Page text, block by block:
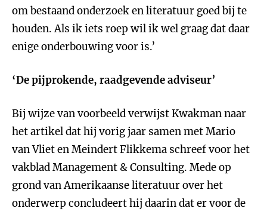
om bestaand onderzoek en literatuur goed bij te
houden. Als ik iets roep wil ik wel graag dat daar
enige onderbouwing voor is.’
‘De pijprokende, raadgevende adviseur’
Bij wijze van voorbeeld verwijst Kwakman naar
het artikel dat hij vorig jaar samen met Mario
van Vliet en Meindert Flikkema schreef voor het
vakblad Management & Consulting. Mede op
grond van Amerikaanse literatuur over het
onderwerp concludeert hij daarin dat er voor de